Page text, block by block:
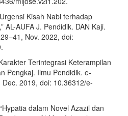
Kisah Nabi terhadap
AL-AUFA J. Pendidik. DAN Kaji.
Nov. 2022, doi:
Terintegrasi Keterampilan
Pengkaj. Ilmu Pendidik. e-
2019, doi: 10.36312/e-
dalam Novel Azazil dan